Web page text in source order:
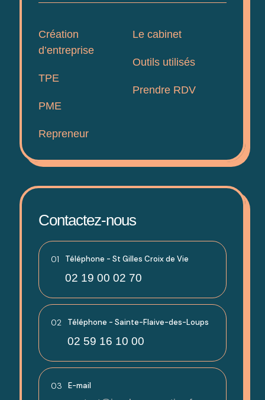
Création
d’entreprise
TPE
PME
Repreneur
Le cabinet
Outils utilisés
Prendre RDV
Contactez-nous
01 Téléphone - St Gilles Croix de Vie
02 19 00 02 70
02 Téléphone - Sainte-Flaive-des-Loups
02 59 16 10 00
03 E-mail